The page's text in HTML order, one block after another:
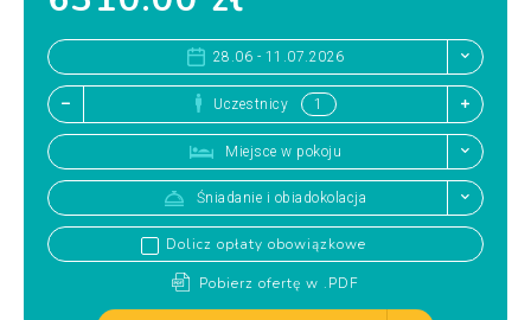
28.06 - 11.07.2026
Uczestnicy
Miejsce w pokoju
Śniadanie i obiadokolacja
Dolicz opłaty obowiązkowe
Pobierz ofertę w .PDF